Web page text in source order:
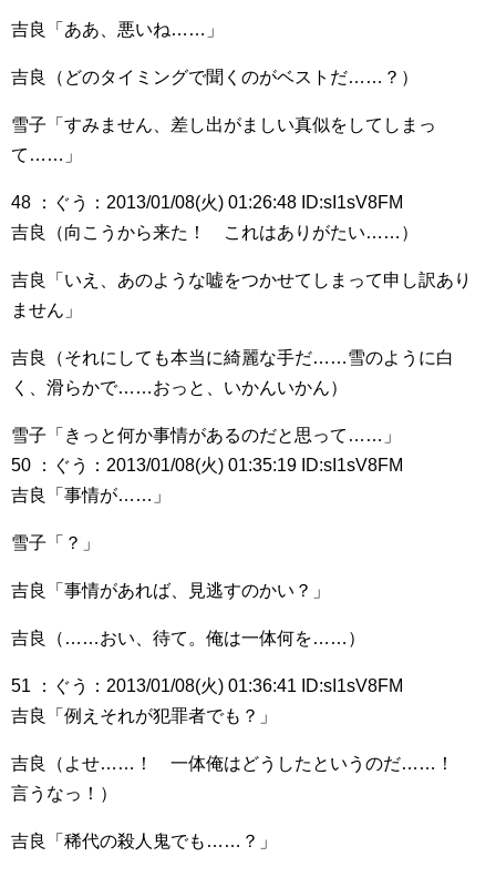
吉良「ああ、悪いね……」
吉良（どのタイミングで聞くのがベストだ……？）
雪子「すみません、差し出がましい真似をしてしまっ
て……」
48 ：ぐう：2013/01/08(火) 01:26:48 ID:sI1sV8FM
吉良（向こうから来た！ これはありがたい……）
吉良「いえ、あのような嘘をつかせてしまって申し訳あり
ません」
吉良（それにしても本当に綺麗な手だ……雪のように白
く、滑らかで……おっと、いかんいかん）
雪子「きっと何か事情があるのだと思って……」
50 ：ぐう：2013/01/08(火) 01:35:19 ID:sI1sV8FM
吉良「事情が……」
雪子「？」
吉良「事情があれば、見逃すのかい？」
吉良（……おい、待て。俺は一体何を……）
51 ：ぐう：2013/01/08(火) 01:36:41 ID:sI1sV8FM
吉良「例えそれが犯罪者でも？」
吉良（よせ……！ 一体俺はどうしたというのだ……！
言うなっ！）
吉良「稀代の殺人鬼でも……？」